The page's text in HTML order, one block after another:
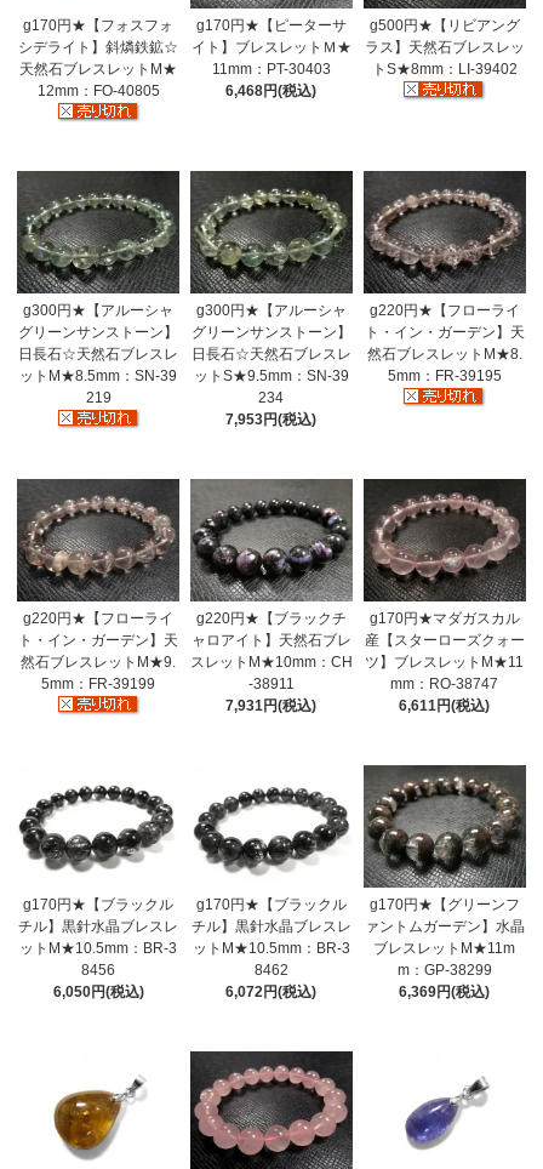
g170円★【フォスフォ
シデライト】斜燐鉄鉱☆
天然石ブレスレットM★
12mm：FO-40805
g170円★【ピーターサ
イト】ブレスレットＭ★
11mm：PT-30403
6,468円(税込)
g500円★【リビアング
ラス】天然石ブレスレッ
トS★8mm：LI-39402
g300円★【アルーシャ
グリーンサンストーン】
日長石☆天然石ブレスレ
ットM★8.5mm：SN-39
219
g300円★【アルーシャ
グリーンサンストーン】
日長石☆天然石ブレスレ
ットS★9.5mm：SN-39
234
7,953円(税込)
g220円★【フローライ
ト・イン・ガーデン】天
然石ブレスレットM★8.
5mm：FR-39195
g220円★【フローライ
ト・イン・ガーデン】天
然石ブレスレットM★9.
5mm：FR-39199
g220円★【ブラックチ
ャロアイト】天然石ブレ
スレットM★10mm：CH
-38911
7,931円(税込)
g170円★マダガスカル
産【スターローズクォー
ツ】ブレスレットM★11
mm：RO-38747
6,611円(税込)
g170円★【ブラックル
チル】黒針水晶ブレスレ
ットM★10.5mm：BR-3
8456
6,050円(税込)
g170円★【ブラックル
チル】黒針水晶ブレスレ
ットM★10.5mm：BR-3
8462
6,072円(税込)
g170円★【グリーンフ
ァントムガーデン】水晶
ブレスレットM★11m
m：GP-38299
6,369円(税込)